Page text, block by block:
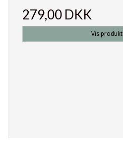
279,00 DKK
Vis produkt